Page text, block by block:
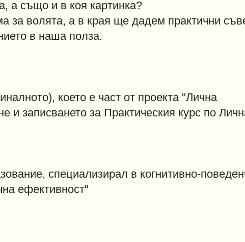
а също и в коя картинка?
за волята, а в края ще дадем практични
в наша полза.
което е част от проекта "Лична
и записването за Практичeския курс по
специализирал в когнитивно-
ефективност"